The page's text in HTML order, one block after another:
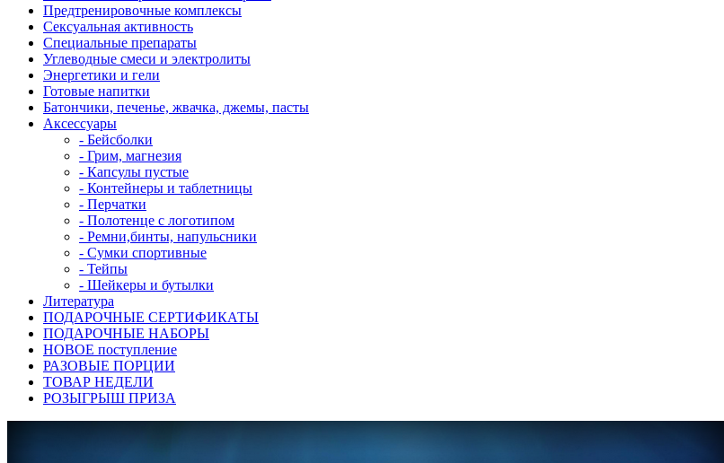
Предтренировочные комплексы
Сексуальная активность
Специальные препараты
Углеводные смеси и электролиты
Энергетики и гели
Готовые напитки
Батончики, печенье, жвачка, джемы, пасты
Аксессуары
- Бейсболки
- Грим, магнезия
- Капсулы пустые
- Контейнеры и таблетницы
- Перчатки
- Полотенце с логотипом
- Ремни,бинты, напульсники
- Сумки спортивные
- Тейпы
- Шейкеры и бутылки
Литература
ПОДАРОЧНЫЕ СЕРТИФИКАТЫ
ПОДАРОЧНЫЕ НАБОРЫ
НОВОЕ поступление
РАЗОВЫЕ ПОРЦИИ
ТОВАР НЕДЕЛИ
РОЗЫГРЫШ ПРИЗА